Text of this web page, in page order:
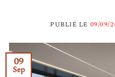
PUBLIÉ LE 09/09/
09
Sep